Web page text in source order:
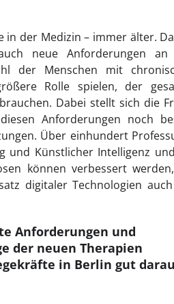
in der Medizin – immer älter.
neue Anforderungen an
der Menschen mit
Rolle spielen, der
Dabei stellt sich die
Anforderungen noch
Über einhundert
und Künstlicher Intelligenz
können verbessert
digitaler Technologien
Anforderungen und
der neuen Therapien
in Berlin gut